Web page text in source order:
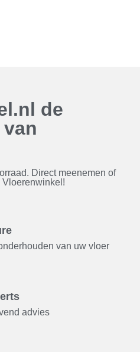
de
Direct meenemen of
Vloerenwinkel!
van uw vloer
advies